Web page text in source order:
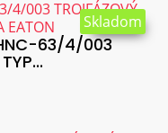
HNC-63/4/003
Skladom